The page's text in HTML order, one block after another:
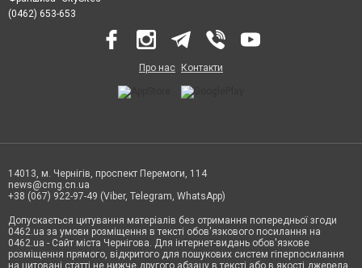
(0462) 653-653
Про нас Контакти
14013, м. Чернігів, проспект Перемоги, 114
news@cmg.cn.ua
+38 (067) 922-97-49 (Viber, Telegram, WhatsApp)
Допускається цитування матеріалів без отримання попередньої згоди
0462.ua за умови розміщення в тексті обов'язкового посилання на
0462.ua - Сайт міста Чернігова. Для інтернет-видань обов'язкове
розміщення прямого, відкритого для пошукових систем гіперпосилання
на цитовані статті не нижче другого абзацу в тексті або в якості джерела.